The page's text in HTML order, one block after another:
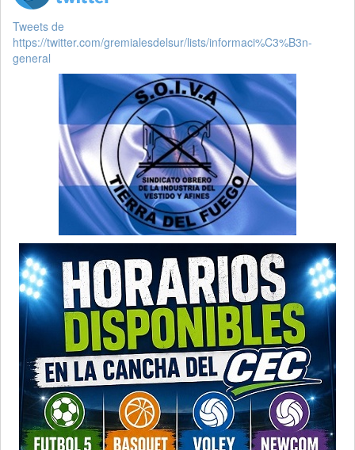
Tweets de
https://twitter.com/gremialesdelsur/lists/informaci%C3%B3n-
general